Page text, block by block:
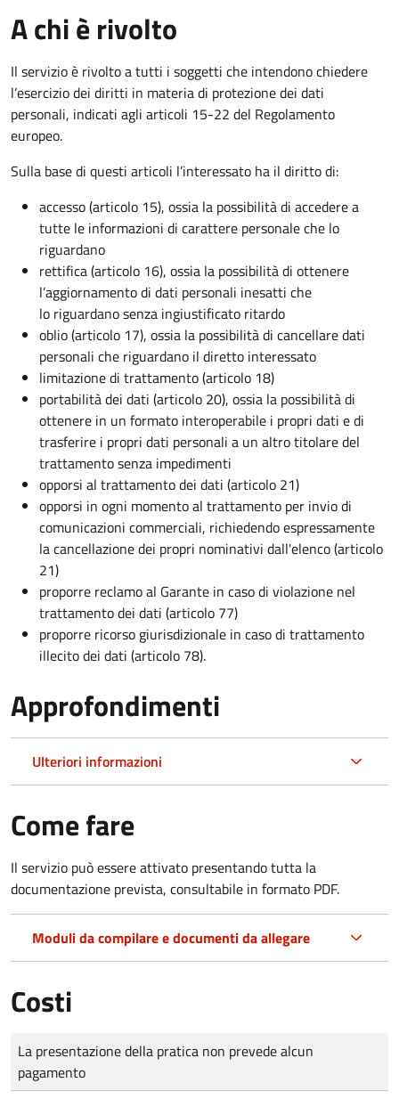
A chi è rivolto
Il servizio è rivolto a tutti i soggetti che intendono chiedere
l’esercizio dei diritti in materia di protezione dei dati
personali, indicati agli articoli 15-22 del Regolamento
europeo.
Sulla base di questi articoli l’interessato ha il diritto di:
accesso (articolo 15), ossia la possibilità di accedere a
tutte le informazioni di carattere personale che lo
riguardano
rettifica (articolo 16), ossia la possibilità di ottenere
l’aggiornamento di dati personali inesatti che
lo riguardano senza ingiustificato ritardo
oblio (articolo 17), ossia la possibilità di cancellare dati
personali che riguardano il diretto interessato
limitazione di trattamento (articolo 18)
portabilità dei dati (articolo 20), ossia la possibilità di
ottenere in un formato interoperabile i propri dati e di
trasferire i propri dati personali a un altro titolare del
trattamento senza impedimenti
opporsi al trattamento dei dati (articolo 21)
opporsi in ogni momento al trattamento per invio di
comunicazioni commerciali, richiedendo espressamente
la cancellazione dei propri nominativi dall'elenco (articolo
21)
proporre reclamo al Garante in caso di violazione nel
trattamento dei dati (articolo 77)
proporre ricorso giurisdizionale in caso di trattamento
illecito dei dati (articolo 78).
Approfondimenti
Ulteriori informazioni
Come fare
Il servizio può essere attivato presentando tutta la
documentazione prevista, consultabile in formato PDF.
Moduli da compilare e documenti da allegare
Costi
Tipo di pagamento
Importo
La presentazione della pratica non prevede alcun
pagamento